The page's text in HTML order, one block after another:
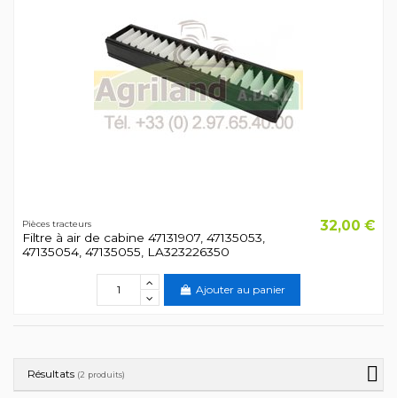
Pièces tracteurs
Filtre à air de cabine 47131907, 47135053,
47135054, 47135055, LA323226350
32,00 €
Ajouter au panier
Résultats (2 produits)